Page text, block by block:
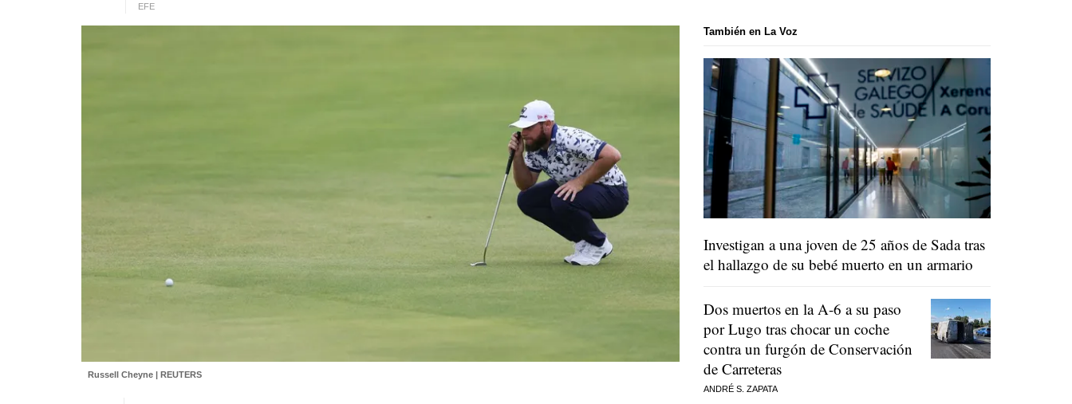
EFE
Russell Cheyne | REUTERS
También en La Voz
Investigan a una joven de 25 años de Sada tras
el hallazgo de su bebé muerto en un armario
Dos muertos en la A-6 a su paso
por Lugo tras chocar un coche
contra un furgón de Conservación
de Carreteras
ANDRÉ S. ZAPATA